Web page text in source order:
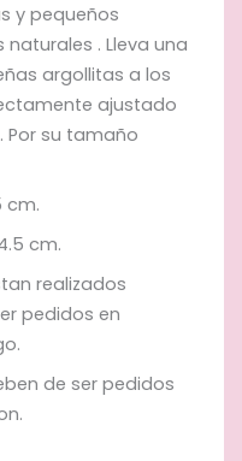
y pequeños
. Lleva una
argollitas a los
ajustado
Por su tamaño
cm.
cm.
realizados
pedidos en
de ser pedidos